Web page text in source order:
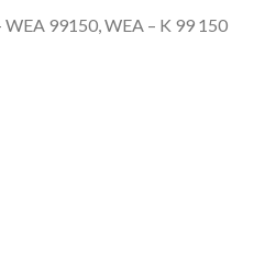
99150, WEA – K 99 150